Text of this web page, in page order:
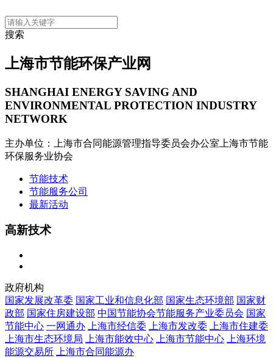
搜索
上海市节能环保产业网
SHANGHAI ENERGY SAVING AND
ENVIRONMENTAL PROTECTION INDUSTRY
NETWORK
主办单位：上海市合同能源管理指导委员会办公室 上海市节能
环保服务业协会
节能技术
节能服务公司
最新活动
高新技术
政府机构
国家发展改革委 国家工业和信息化部 国家生态环境部 国家财
政部 国家住房建设部 中国节能协会节能服务产业委员会 国家
节能中心 一网通办 上海市经信委 上海市发改委
上海市住建委
上海市生态环境局
上海市能效中心 上海市节能中心
上海环境
能源交易所
上海市合同能源办